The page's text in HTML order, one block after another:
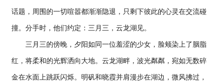
话题，周围的一切喧嚣都渐渐隐退，只剩下彼此的心灵在交流碰
撞。分手时，他们约定：三月三，云龙湖见。
三月三的傍晚，夕阳如同一位羞涩的少女，脸颊染上了胭脂
红，将柔和的光辉洒向大地。云龙湖畔，波光粼粼，宛如无数碎
金在水面上跳跃闪烁。明矾和晓霞并肩漫步在湖边，微风拂过，